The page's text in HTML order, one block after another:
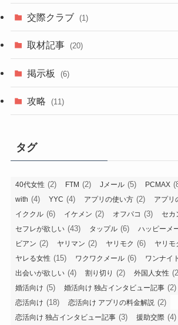
交際クラブ (1)
取材記事 (20)
掲示板 (6)
攻略 (11)
タグ
40代女性 (2) FTM (2) Jメール (5) PCMAX
with (4) YYC (4) アプリの使い方 (2) アプリ
イククル (6) イケメン (2) オフパコ (3) セカ
セフレが欲しい (43) タップル (6) ハッピーメ
ビアン (2) ヤリマン (2) ヤリモク (6) ヤリモ
ヤレる女性 (15) ワクワクメール (6) ワンナイト
出会いが欲しい (4) 割り切り (2) 外国人女性
婚活向け (5) 婚活向け 独占インタビュー記事 (2)
恋活向け (18) 恋活向け アプリの料金解説 (2)
恋活向け 独占インタビュー記事 (3) 援助交際 (4)